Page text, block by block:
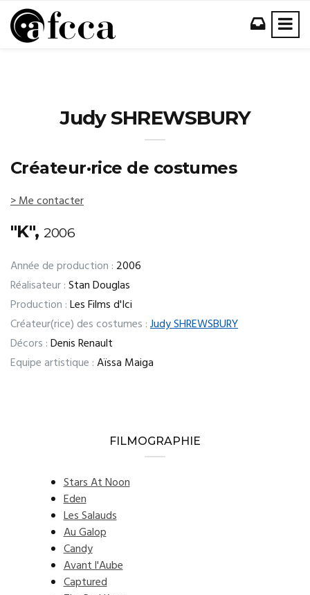
Judy SHREWSBURY
Créateur·rice de costumes
> Me contacter
"K",2006
Année de production : 2006
Réalisateur :Stan Douglas
Production :Les Films d'Ici
Créateur(rice) des costumes :Judy SHREWSBURY
Décors :Denis Renault
Equipe artistique :Aïssa Maiga
FILMOGRAPHIE
Stars At Noon
Eden
Les Salauds
Au Galop
Candy
Avant l'Aube
Captured